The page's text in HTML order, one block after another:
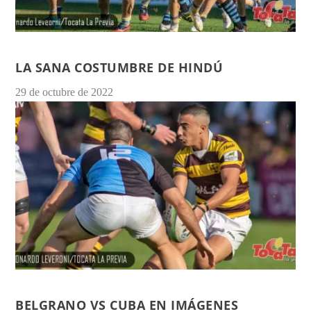
LA SANA COSTUMBRE DE HINDÚ
29 de octubre de 2022
BELGRANO VS CUBA EN IMÁGENES